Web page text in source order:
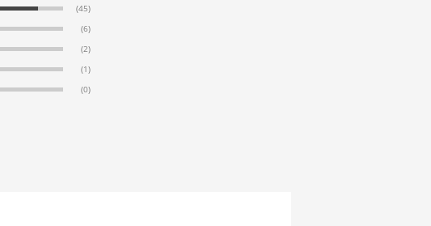
(45)
(6)
(2)
(1)
(0)